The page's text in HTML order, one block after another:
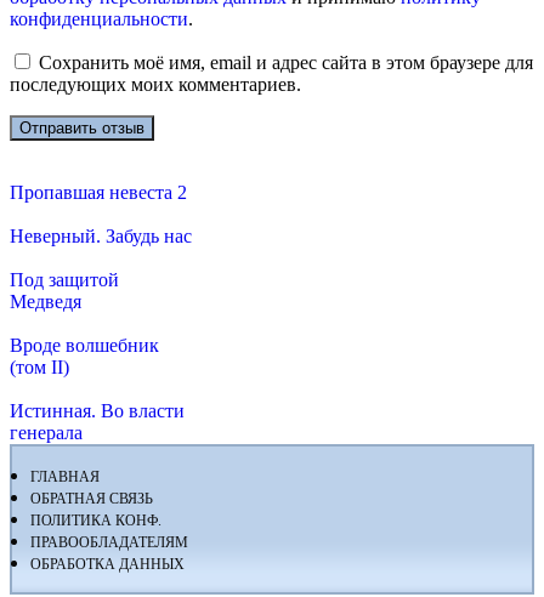
конфиденциальности.
Сохранить моё имя, email и адрес сайта в этом браузере для
последующих моих комментариев.
Пропавшая невеста 2
Неверный. Забудь нас
Под защитой
Медведя
Вроде волшебник
(том II)
Истинная. Во власти
генерала
ГЛАВНАЯ
ОБРАТНАЯ СВЯЗЬ
ПОЛИТИКА КОНФ.
ПРАВООБЛАДАТЕЛЯМ
ОБРАБОТКА ДАННЫХ